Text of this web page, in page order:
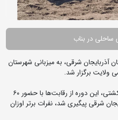
ساحلی در بناب
آذربایجان شرقی، به میزبانی شهرستان
ولایت برگزار شد.
به گزارش روابط عمومی فدراسیون کشتی، این دوره از رقابت‌ها با حضور ۶۰
آذربایجان شرقی پیگیری شد، نفرات برتر اوزان